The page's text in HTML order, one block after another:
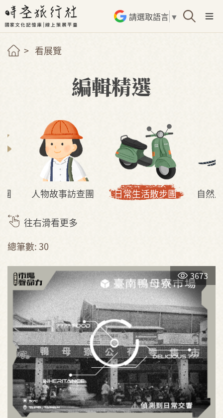
請選取語言 ▼
看展覽
編輯精選
人物故事訪查團 日常生活散步團 自然
往右滑看更多
總筆數: 30
3673